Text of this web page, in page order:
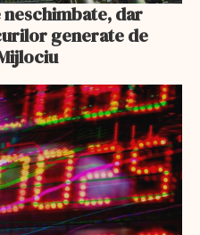
dar
generate de